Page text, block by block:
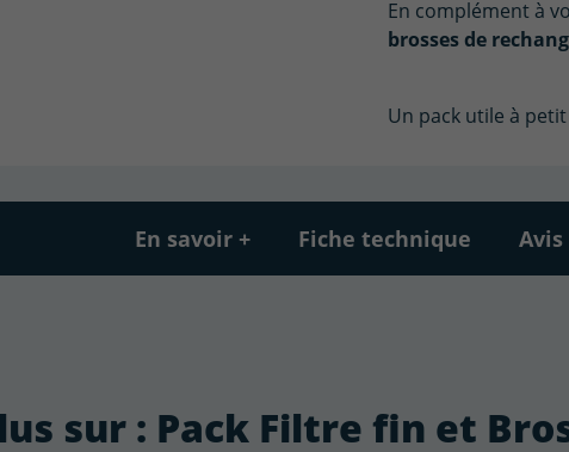
En complément à
brosses de
Un pack utile à
En savoir + Fiche technique
sur : Pack Filtre fin et